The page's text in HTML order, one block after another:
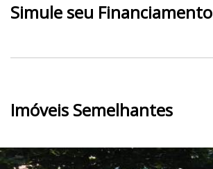
Simule seu Financiamento
Imóveis Semelhantes